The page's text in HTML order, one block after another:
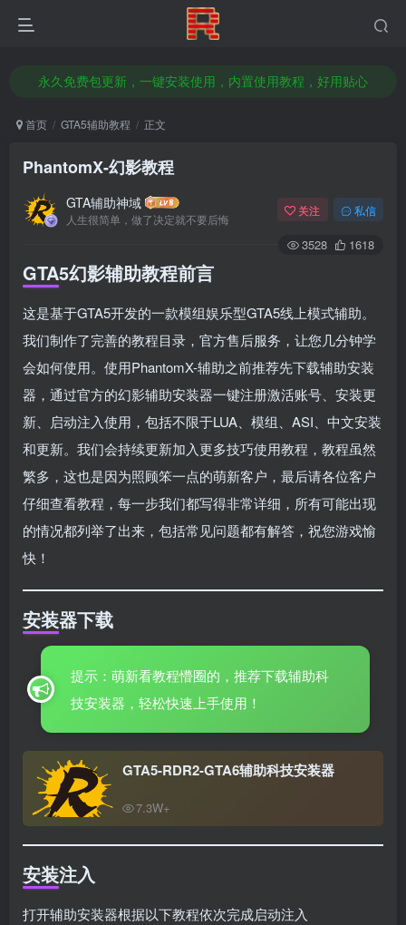
本站已推出部分科技支持GTA5增强版辅助/GTA5传承版辅助/或支持支持双版
永久免费包更新，一键安装使用，内置使用教程，好用贴心
官方授权经销商，全新正品激活码，官方售后服务
首页 GTA5辅助教程 正文
PhantomX-幻影教程
GTA辅助神域
人生很简单，做了决定就不要后悔
关注 私信
3528 1618
GTA5幻影辅助教程前言
这是基于GTA5开发的一款模组娱乐型GTA5线上模式辅助。
我们制作了完善的教程目录，官方售后服务，让您几分钟学
会如何使用。使用PhantomX-辅助之前推荐先下载辅助安装
器，通过官方的幻影辅助安装器一键注册激活账号、安装更
新、启动注入使用，包括不限于LUA、模组、ASI、中文安装
和更新。我们会持续更新加入更多技巧使用教程，教程虽然
繁多，这也是因为照顾笨一点的萌新客户，最后请各位客户
仔细查看教程，每一步我们都写得非常详细，所有可能出现
的情况都列举了出来，包括常见问题都有解答，祝您游戏愉
快！
安装器下载
提示：萌新看教程懵圈的，推荐下载辅助科
技安装器，轻松快速上手使用！
GTA5-RDR2-GTA6辅助科技安装器
7.3W+
安装注入
打开辅助安装器根据以下教程依次完成启动注入